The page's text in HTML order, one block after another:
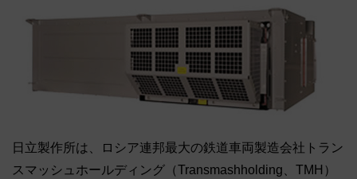
日立製作所は、ロシア連邦最大の鉄道車両製造会社トラン
スマッシュホールディング（Transmashholding、TMH）